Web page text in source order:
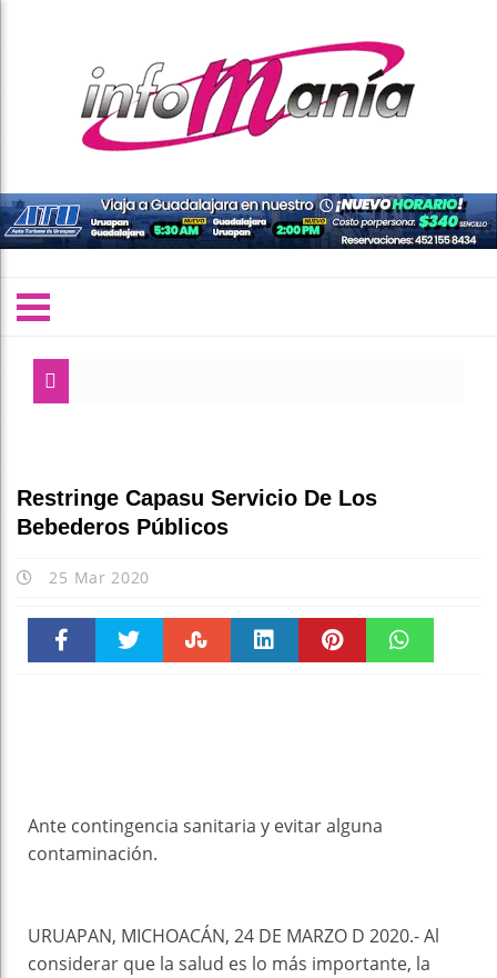
Restringe Capasu Servicio De Los
Bebederos Públicos
25 Mar 2020
Ante contingencia sanitaria y evitar alguna
contaminación.
URUAPAN, MICHOACÁN, 24 DE MARZO D 2020.- Al
considerar que la salud es lo más importante, la